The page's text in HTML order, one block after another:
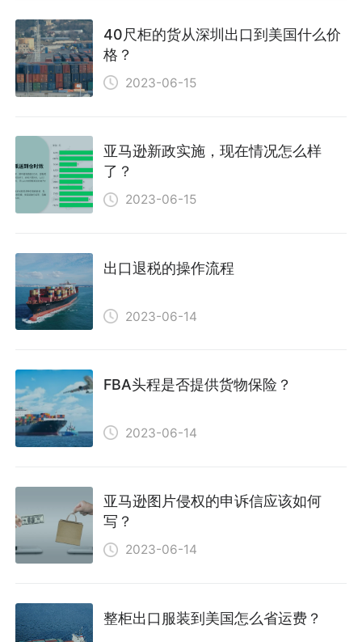
40尺柜的货从深圳出口到美国什么价
格？
2023-06-15
亚马逊新政实施，现在情况怎么样
了？
2023-06-15
出口退税的操作流程
2023-06-14
FBA头程是否提供货物保险？
2023-06-14
亚马逊图片侵权的申诉信应该如何
写？
2023-06-14
整柜出口服装到美国怎么省运费？